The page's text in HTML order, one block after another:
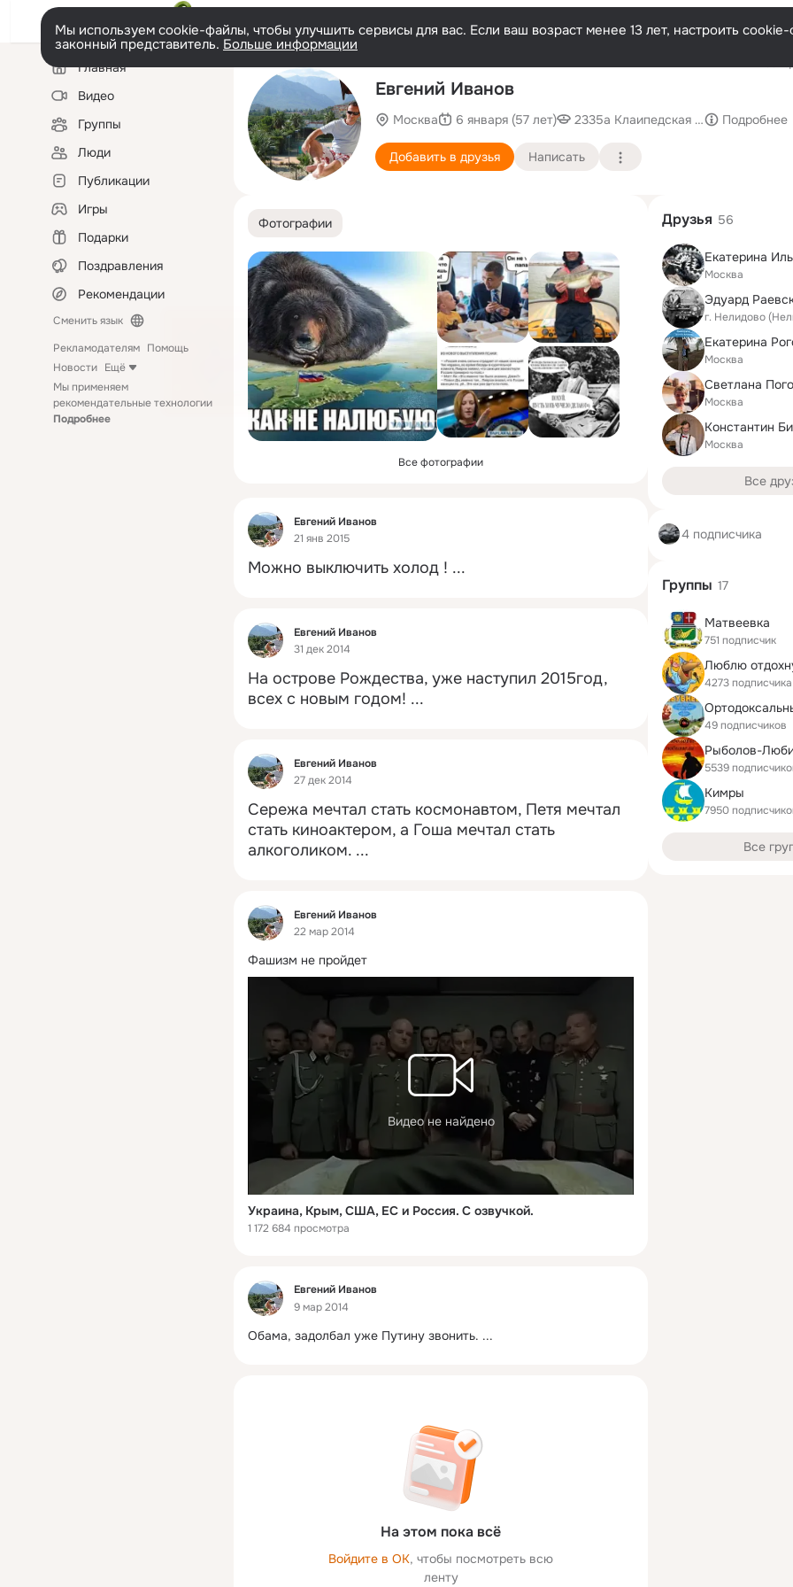
Мы используем cookie-файлы, чтобы улучшить сервисы для вас. Если ваш возраст менее 13 лет, настроить
законный представитель. Больше информации
Левая
колонкаГлавная
Видео
Группы
Люди
Публикации
Игры
Подарки
Поздравления
Рекомендации
Сменить язык
Рекламодателям Помощь
Новости Ещё
Мы применяем
рекомендательные технологии
Подробнее
Евгений Иванов
Москва 6 января (57 лет) 2335а Клаипедская группаПодробнее
Добавить в друзья Написать
Фотографии
Все фотографии
Фид
Евгений Иванов
21 янв 2015
Можно выключить холод ! ...
Фид
Евгений Иванов
31 дек 2014
На острове Рождества, уже наступил 2015год,
всех с новым годом! ...
Фид
Евгений Иванов
27 дек 2014
Сережа мечтал стать космонавтом, Петя мечтал
стать киноактером, а Гоша мечтал стать
алкоголиком. ...
Фид
Евгений Иванов
22 мар 2014
Фашизм не пройдет
Видео не найдено
Украина, Крым, США, ЕС и Россия. С озвучкой.
1 172 684 просмотра
Фид
Евгений Иванов
9 мар 2014
Обама, задолбал уже Путину звонить. ...
На этом пока всё
Войдите в ОК, чтобы посмотреть всю
ленту
Друзья 56
Екатерина
Москва
Эдуард
г. Нелидово
Екатерина
Москва
Москва
Константин
Москва
Все
4 подписчика
Группы 17
Матвеевка
751 подписчик
Люблю
4273 подписчика
49 подписчиков
Рыболов-
5539
Кимры
7950
Все